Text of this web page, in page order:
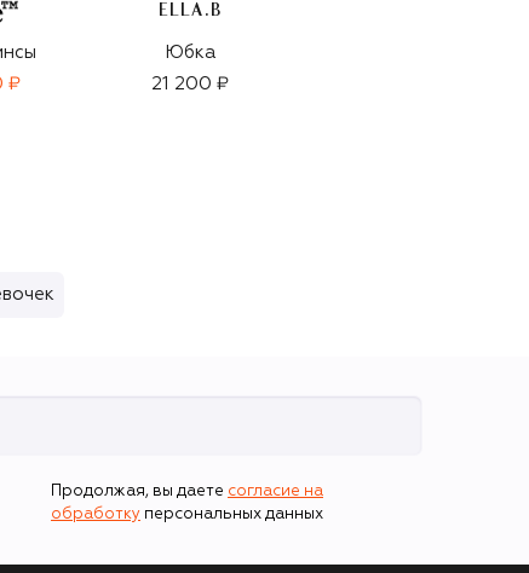
₽
ELLA.B
Юбка
21 200 ₽
Продолжая, вы даете согласие на
обработку персональных данных